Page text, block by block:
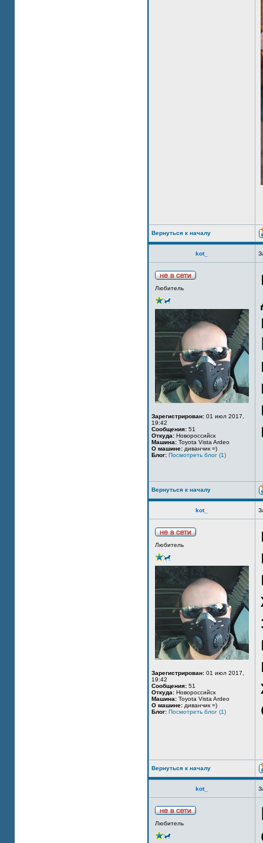
Вернуться к началу
kot_
Любитель
Зарегистрирован: 01 июл 2017,
19:42
Сообщения: 51
Откуда: Новороссийск
Машина: Toyota Vista Ardeo
О машине: диванчик =)
Блог: Посмотреть блог (1)
Вернуться к началу
kot_
Любитель
Зарегистрирован: 01 июл 2017,
19:42
Сообщения: 51
Откуда: Новороссийск
Машина: Toyota Vista Ardeo
О машине: диванчик =)
Блог: Посмотреть блог (1)
Вернуться к началу
kot_
Любитель